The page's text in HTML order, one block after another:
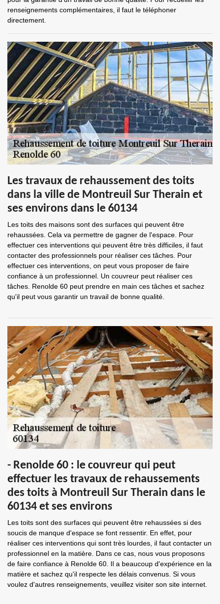
renseignements complémentaires, il faut le téléphoner
directement.
Les travaux de rehaussement des toits
dans la ville de Montreuil Sur Therain et
ses environs dans le 60134
Les toits des maisons sont des surfaces qui peuvent être
rehaussées. Cela va permettre de gagner de l'espace. Pour
effectuer ces interventions qui peuvent être très difficiles, il faut
contacter des professionnels pour réaliser ces tâches. Pour
effectuer ces interventions, on peut vous proposer de faire
confiance à un professionnel. Un couvreur peut réaliser ces
tâches. Renolde 60 peut prendre en main ces tâches et sachez
qu'il peut vous garantir un travail de bonne qualité.
- Renolde 60 : le couvreur qui peut
effectuer les travaux de rehaussements
des toits à Montreuil Sur Therain dans le
60134 et ses environs
Les toits sont des surfaces qui peuvent être rehaussées si des
soucis de manque d'espace se font ressentir. En effet, pour
réaliser ces interventions qui sont très lourdes, il faut contacter un
professionnel en la matière. Dans ce cas, nous vous proposons
de faire confiance à Renolde 60. Il a beaucoup d'expérience en la
matière et sachez qu'il respecte les délais convenus. Si vous
voulez d'autres renseignements, veuillez visiter son site internet.